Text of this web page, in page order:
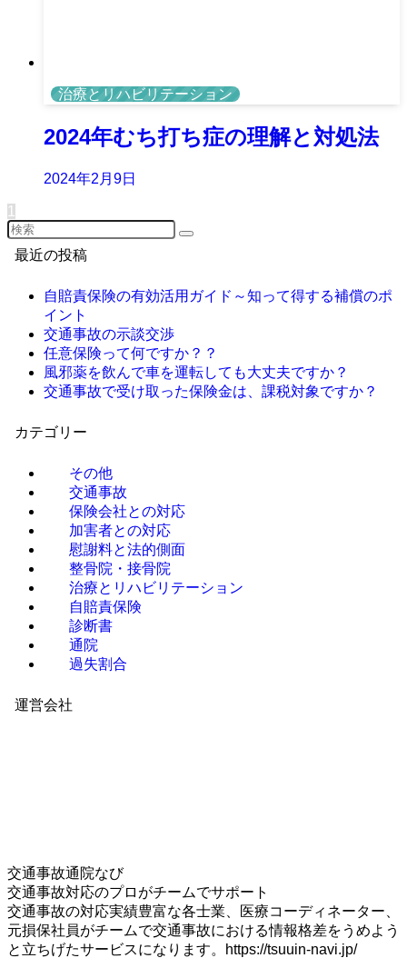
治療とリハビリテーション
2024年むち打ち症の理解と対処法
2024年2月9日
1
最近の投稿
自賠責保険の有効活用ガイド～知って得する補償のポ
イント
交通事故の示談交渉
任意保険って何ですか？？
風邪薬を飲んで車を運転しても大丈夫ですか？
交通事故で受け取った保険金は、課税対象ですか？
カテゴリー
その他
交通事故
保険会社との対応
加害者との対応
慰謝料と法的側面
整骨院・接骨院
治療とリハビリテーション
自賠責保険
診断書
通院
過失割合
運営会社
交通事故通院なび
交通事故対応のプロがチームでサポート
交通事故の対応実績豊富な各士業、医療コーディネーター、
元損保社員がチームで交通事故における情報格差をうめよう
と立ちげたサービスになります。https://tsuuin-navi.jp/